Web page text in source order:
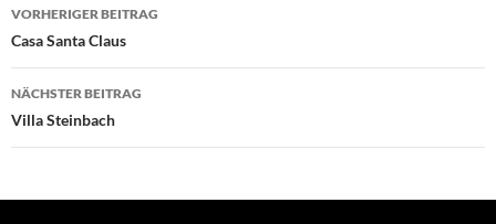
Navigation
VORHERIGER BEITRAG
Casa Santa Claus
NÄCHSTER BEITRAG
Villa Steinbach